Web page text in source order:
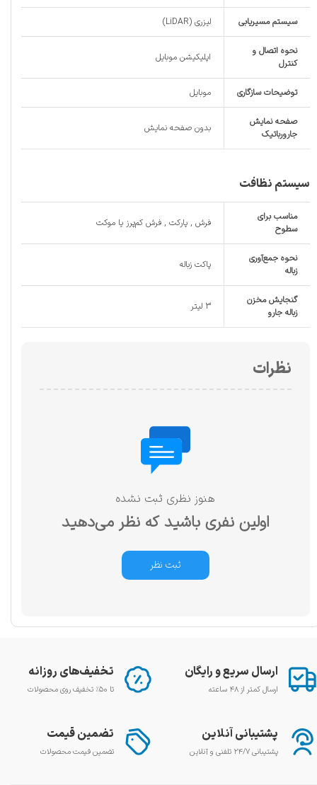
سیستم مسیریابی لیزری (LiDAR)
نحوه اتصال و
کنترل
اپلیکیشن موبایل
توضیحات سازگاری موبایل
صفحه نمایش
جارورباتیک
بدون صفحه نمایش
سیستم نظافت
مناسب برای
سطوح
فرش , پارکت , فرش کم‌پرز یا موکت
نحوه جمع‌آوری
زباله
پاکت زباله
گنجایش مخزن
زباله جارو
3 لیتر
نظرات
هنوز نظری ثبت نشده
اولین نفری باشید که نظر می‌دهید
ثبت نظر
ارسال سریع و رایگان
ارسال کمتر از ۴۸ ساعته
تخفیف‌های روزانه
تا ۵۰٪ تخفیف روی محصولات
پشتیبانی آنلاین
پشتیبانی ۲۴/۷ تلفنی و آنلاین
تضمین قیمت
تضمین قیمت محصولات